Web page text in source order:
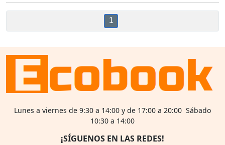
1
Lunes a viernes de 9:30 a 14:00 y de 17:00 a 20:00 Sábado
10:30 a 14:00
¡SÍGUENOS EN LAS REDES!